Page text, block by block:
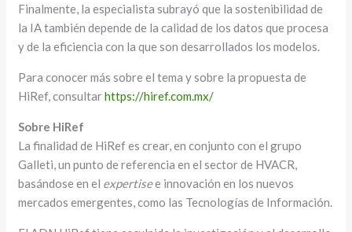
Finalmente, la especialista subrayó que la sostenibilidad de
la IA también depende de la calidad de los datos que procesa
y de la eficiencia con la que son desarrollados los modelos.
Para conocer más sobre el tema y sobre la propuesta de
HiRef, consultarhttps://hiref.com.mx/
Sobre HiRef
La finalidad de HiRef es crear, en conjunto con el grupo
Galleti, un punto de referencia en el sector de HVACR,
basándose en el expertisee innovación en los nuevos
mercados emergentes, como las Tecnologías de Información.